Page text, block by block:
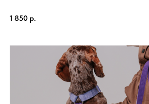
1 850 р.